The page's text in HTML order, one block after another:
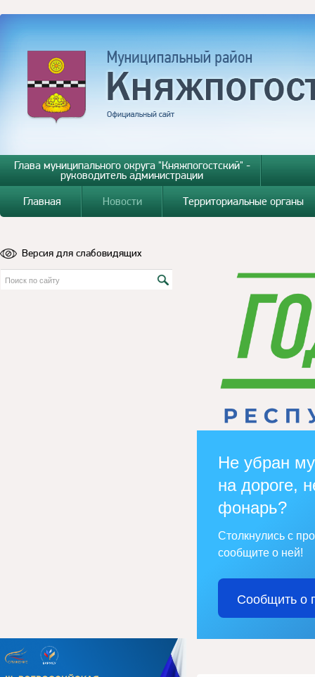
Глава муниципального округа "Княжпогостский" -
руководитель администрации
Главная
Новости Территориальные органы
Версия для слабовидящих
Не убран
на дороге,
фонарь?
Столкнулись с
сообщите о ней!
Сообщить о